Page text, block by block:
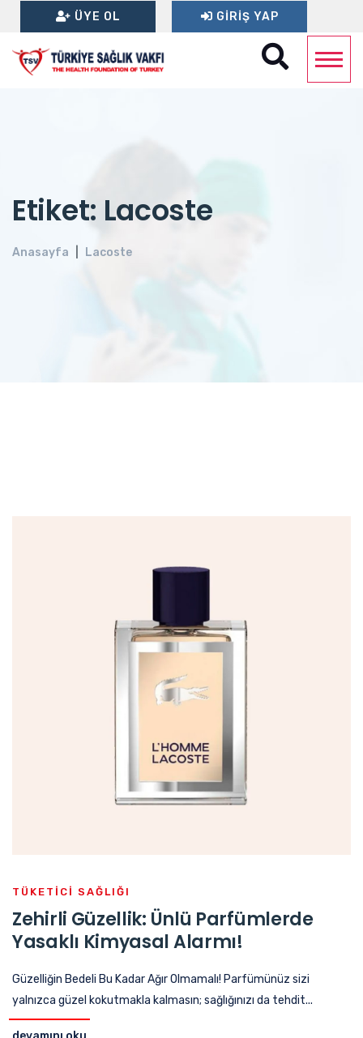
ÜYE OL GIRIŞ YAP
Etiket: Lacoste
Anasayfa Lacoste
TÜKETICI SAĞLIĞI
Zehirli Güzellik: Ünlü Parfümlerde
Yasaklı Kimyasal Alarmı!
Güzelliğin Bedeli Bu Kadar Ağır Olmamalı! Parfümünüz sizi
yalnızca güzel kokutmakla kalmasın; sağlığınızı da tehdit...